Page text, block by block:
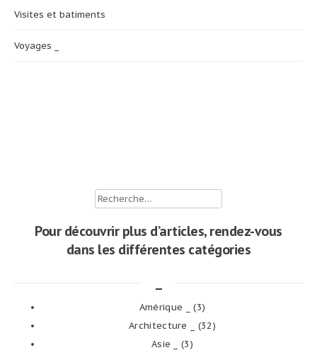
Visites et batiments
Voyages _
Rechercher :
Pour découvrir plus d’articles, rendez-vous
dans les différentes catégories
Amérique _
(3)
Architecture _
(32)
Asie _
(3)